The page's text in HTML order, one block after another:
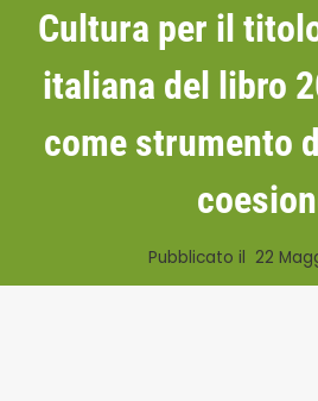
Cultura per il
italiana del libro
come strumento
Pubblicato il 22